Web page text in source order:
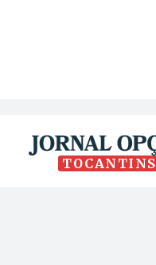
TOCANTINS